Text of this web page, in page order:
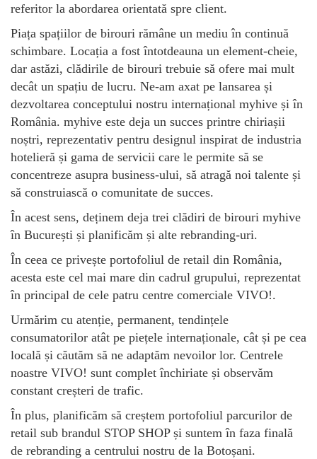
referitor la abordarea orientată spre client.
Piața spațiilor de birouri rămâne un mediu în continuă
schimbare. Locația a fost întotdeauna un element-cheie,
dar astăzi, clădirile de birouri trebuie să ofere mai mult
decât un spațiu de lucru. Ne-am axat pe lansarea și
dezvoltarea conceptului nostru internațional myhive și în
România. myhive este deja un succes printre chiriașii
noștri, reprezentativ pentru designul inspirat de industria
hotelieră și gama de servicii care le permite să se
concentreze asupra business-ului, să atragă noi talente și
să construiască o comunitate de succes.
În acest sens, deținem deja trei clădiri de birouri myhive
în București și planificăm și alte rebranding-uri.
În ceea ce privește portofoliul de retail din România,
acesta este cel mai mare din cadrul grupului, reprezentat
în principal de cele patru centre comerciale VIVO!.
Urmărim cu atenție, permanent, tendințele
consumatorilor atât pe piețele internaționale, cât și pe cea
locală și căutăm să ne adaptăm nevoilor lor. Centrele
noastre VIVO! sunt complet închiriate și observăm
constant creșteri de trafic.
În plus, planificăm să creștem portofoliul parcurilor de
retail sub brandul STOP SHOP și suntem în faza finală
de rebranding a centrului nostru de la Botoșani.